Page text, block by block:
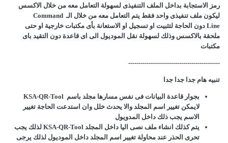
رمز الاستجابة بداخل الملف التنفيذى لسهولة التعامل معه من خلال الاكسس
ليكون ملف تنفيذى واحد فقط يتم التعامل معه من خلال الـ Command
Line دون الحاجة لتثبيت او تسجيل او الاستعانة بأى مكتبات خارجية او حتى
ملحقة بالاكسس وذلك لسهولة نقل الموديول الى اى قاعدة دون التقيد باى
مكتبات
---------------------------------------------
تنبيه هام جدا جدا جدا
بجوار قاعدة البيانات فى نفس مسارها مجلد باسم KSA-QR-Tool
لايمكن تغيير اسم المجلد والا يحدث خلل وان استدعت الحاجة تغيير
الاسم يجب ذلك داخل المدويول
يتم كذلك انشاء ملف نصى اليا داخل المجلد KSA-QR-Tool لذلك يجب
تحرى الحذر عند محاولة تغيير اسم المجلد داخل الموديول لذلك يرجى